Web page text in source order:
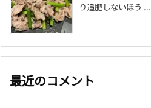
り追肥しないほう ...
最近のコメント